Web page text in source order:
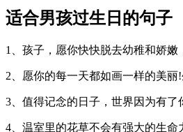
适合男孩过生日的句子
1、孩子，愿你快快脱去幼稚和娇
2、愿你的每一天都如画一样的美丽
3、值得记念的日子，世界因为有
4、温室里的花草不会有强大的生